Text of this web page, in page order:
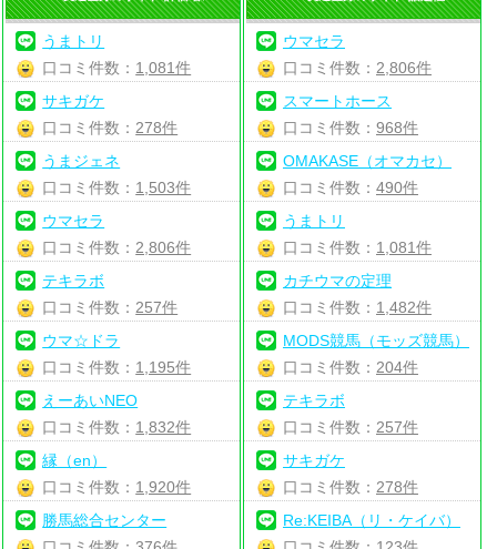
うまトリ
口コミ件数： 1,081件
サキガケ
口コミ件数： 278件
うまジェネ
口コミ件数： 1,503件
ウマセラ
口コミ件数： 2,806件
テキラボ
口コミ件数： 257件
ウマ☆ドラ
口コミ件数： 1,195件
えーあいNEO
口コミ件数： 1,832件
縁（en）
口コミ件数： 1,920件
勝馬総合センター
ウマセラ
口コミ件数： 2,806件
スマートホース
口コミ件数： 968件
OMAKASE（オマカセ）
口コミ件数： 490件
うまトリ
口コミ件数： 1,081件
カチウマの定理
口コミ件数： 1,482件
MODS競馬（モッズ競馬）
口コミ件数： 204件
テキラボ
口コミ件数： 257件
サキガケ
口コミ件数： 278件
Re:KEIBA（リ・ケイバ）